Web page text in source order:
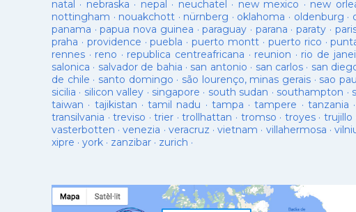
natal · nebraska · nepal · neuchatel · new mexico · new
nottingham · nouakchott · nürnberg · oklahoma · oldenburg ·
panama ·papua nova guinea ·paraguay · parana ·paraty ·
praha · providence ·puebla ·puerto montt · puerto rico ·
rennes · reno · republica centreafricana · reunion · rio de
salonica · salvador de bahia · san antonio · san carlos · san
de chile · santo domingo · são lourenço, minas gerais· sao
sicilia · silicon valley · singapore · south sudan · southampton ·
taiwan · tajikistan ·tamil nadu · tampa ·tampere · tanzania
transilvania ·treviso ·trier ·trollhattan · tromso · troyes· trujillo
vasterbotten ·venezia · veracruz ·vietnam · villahermosa ·
xipre · york · zanzibar · zurich ·